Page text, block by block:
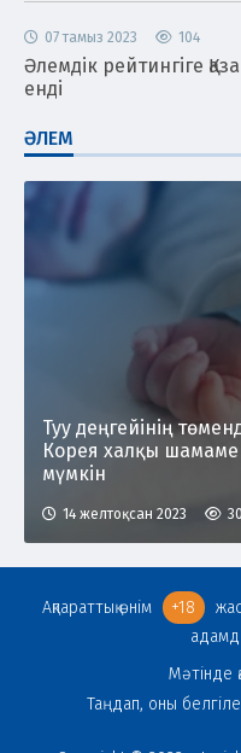
07 тамыз 2023 104
Әлемдік рейтингіге
енді
ӘЛЕМ
Туу деңгейінің
Корея халқы
мүмкін
14 желтоқсан 2023 30
Ақпараттық өнім +18
Мәтінде
Таңдап, оны